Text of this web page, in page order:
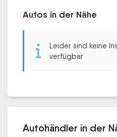
Autos in der Nähe
Leider sind keine
verfügbar
Autohändler in der